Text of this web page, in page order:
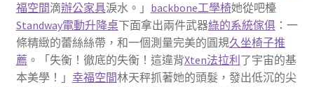
福空間滴辦公家具淚水。」 backbone工學椅她從吧檯
Standway電動升降桌下面拿出兩件武器綠的系統傢俱：一
條精緻的蕾絲絲帶，和一個測量完美的圓規久坐椅子推
薦 。「失衡！徹底的失衡！這違背Xten法拉利 了宇宙的基
本美學！」 幸福空間林天秤抓著她的頭髮，發出低沉的尖